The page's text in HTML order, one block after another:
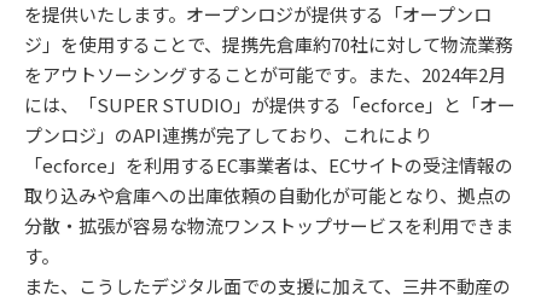
を提供いたします。オープンロジが提供する「オープンロ
ジ」を使用することで、提携先倉庫約70社に対して物流業務
をアウトソーシングすることが可能です。また、2024年2月
には、「SUPER STUDIO」が提供する「ecforce」と「オー
プンロジ」のAPI連携が完了しており、これにより
「ecforce」を利用するEC事業者は、ECサイトの受注情報の
取り込みや倉庫への出庫依頼の自動化が可能となり、拠点の
分散・拡張が容易な物流ワンストップサービスを利用できま
す。
また、こうしたデジタル面での支援に加えて、三井不動産の